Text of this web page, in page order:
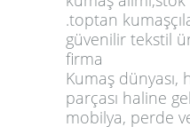
.toptan
güvenilir tekstil
firma
Kumaş dünyası,
parçası haline
mobilya, perde